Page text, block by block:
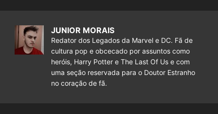
JUNIOR MORAIS
Redator dos Legados da Marvel e DC. Fã de
cultura pop e obcecado por assuntos como
heróis, Harry Potter e The Last Of Us e com
uma seção reservada para o Doutor Estranho
no coração de fã.